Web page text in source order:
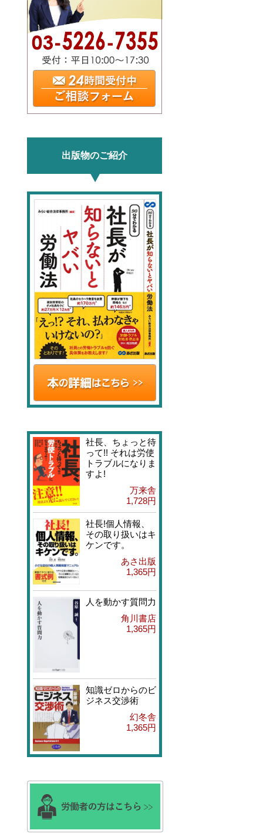
出版物のご紹介
社長、ちょっと待
って!! それは労使
トラブルになりま
すよ!
万来舎
1,728円
社長!個人情報、
その取り扱いはキ
ケンです。
あさ出版
1,365円
人を動かす質問力
角川書店
1,365円
知識ゼロからのビ
ジネス交渉術
幻冬舎
1,365円